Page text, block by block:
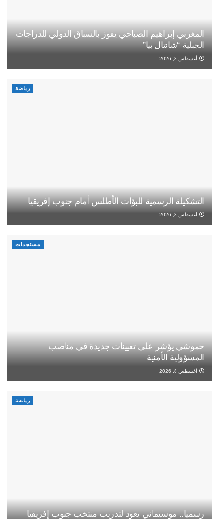
المغربي إبراهيم الصباحي يفوز بالسباق الدولي للدراجات
الجبلية “شانتال بيا”
أغسطس 8, 2026
رياضة
التشكيلة الرسمية للبؤات الأطلس أمام جنوب إفريقيا
أغسطس 8, 2026
مستجدات
حموشي يؤشر على تعيينات جديدة في مناصب
المسؤولية الأمنية
أغسطس 8, 2026
رياضة
رسميا.. موسيماني يعود لتدريب منتخب جنوب إفريقيا